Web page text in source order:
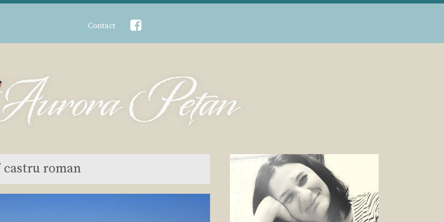
Contact
castru roman